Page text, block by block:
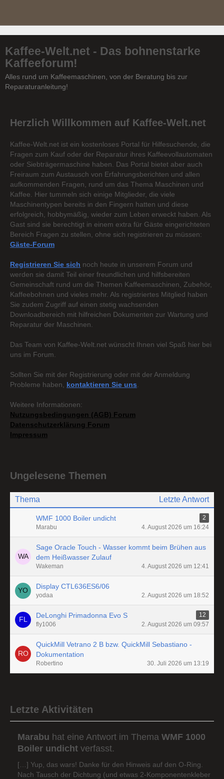
Kaffee-Welt.net - Das bohnenstarke
Kaffeeforum!
Alles rund um Kaffeemaschinen, von der Beratung bis zur
Reparaturanleitung!
Herzlich Willkommen auf Kaffee-Welt.net
Kaffee-Welt.net ist ein kostenloses Portal für Hilfesuchende, die
Fragen zum Kauf oder der Reparatur ihres Kaffeevollautomaten
oder Siebträgermaschine haben. Das Portal bietet aber auch
Freiraum zum Austausch von Erfahrungsberichten und allen
aufkommenden Fragen, rund um das Thema Maschinen und
Kaffee. Hier tummeln sich einige Mitglieder, die viele
Maschinentypen bereits in den Fingern hatten und diese
erfolgreich, hobbymäßig, wieder zum Leben erweckt haben. Als
Gast sind sie berechtigt in einem extra für Gäste eingerichteten
Bereich Fragen zu stellen, ohne sich registrieren zu müssen:
Gäste-Forum
Registrieren Sie sich noch heute in unserem Forum und
werden sie damit Teil einer freundlichen und hilfsbereiten
Gemeinschaft rund um die Themen Kaffeemaschinen, Zubehör,
Kaffeebohnen und vieles mehr. Als registriertes Mitglied haben
Sie zudem Zugriff auf einen stetig wachsenden
Downloadbereich mit hilfreichen Dokumenten zur Wartung und
Reparatur der Maschinen.
Das Team von Kaffee-Welt.net wünscht Ihnen viel Spaß hier bei
uns im Forum.
Sollten Sie mit der Registrierung oder mit der Anmeldung
Probleme haben, kontaktieren Sie uns
Weitere Informationen:
Nutzungsbedingungen (AGB) Forum
Datenschutzerklärung Forum
Impressum
Ungelesene Themen
Thema Letzte Antwort
WMF 1000 Boiler undicht
2
Marabu
4. August 2026 um 16:24
Sage Oracle Touch - Wasser kommt beim Brühen aus
dem Heißwasser Zulauf
Wakeman 4. August 2026 um 12:41
Display CTL636ES6/06
yodaa 2. August 2026 um 18:52
DeLonghi Primadonna Evo S
12
fly1006
2. August 2026 um 09:57
QuickMill Vetrano 2 B bzw. QuickMill Sebastiano -
Dokumentation
Robertino 30. Juli 2026 um 13:19
Letzte Aktivitäten
Marabu hat eine Antwort im Thema WMF 1000
Boiler undicht verfasst.
[…] Yup, das wars! Danke für den Hinweis auf den O-Ring.
Nach Tausch der Dichtung (und etwas 2-Komponentenkleber